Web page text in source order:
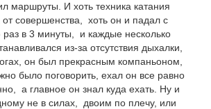
маршруты. И хоть техника катания
совершенства, хоть он и падал с
раз в 3 минуты, и каждые несколько
из-за отсутствия дыхалки,
он был прекрасным компаньоном,
было поговорить, ехал он все равно
а главное он знал куда ехать. Ну и
не в силах, двоим по плечу, или